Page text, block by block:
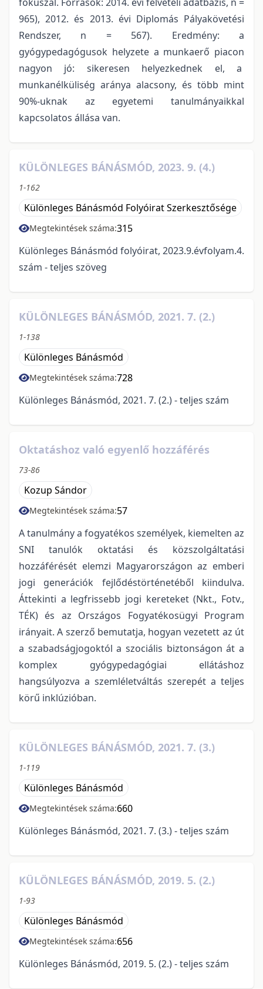
965), 2012. és 2013. évi Diplomás Pályakövetési
Rendszer, n = 567). Eredmény: a
gyógypedagógusok helyzete a munkaerő piacon
nagyon jó: sikeresen helyezkednek el, a
munkanélküliség aránya alacsony, és több mint
90%-uknak az egyetemi tanulmányaikkal
kapcsolatos állása van.
KÜLÖNLEGES BÁNÁSMÓD, 2023. 9. (4.)
1-162
Különleges Bánásmód Folyóirat Szerkesztősége
Megtekintések száma:315
Különleges Bánásmód folyóirat, 2023.9.évfolyam.4.
szám - teljes szöveg
KÜLÖNLEGES BÁNÁSMÓD, 2021. 7. (2.)
1-138
Különleges Bánásmód
Megtekintések száma:728
Különleges Bánásmód, 2021. 7. (2.) - teljes szám
Oktatáshoz való egyenlő hozzáférés
73-86
Kozup Sándor
Megtekintések száma:57
A tanulmány a fogyatékos személyek, kiemelten az
SNI tanulók oktatási és közszolgáltatási
hozzáférését elemzi Magyarországon az emberi
jogi generációk fejlődéstörténetéből kiindulva.
Áttekinti a legfrissebb jogi kereteket (Nkt., Fotv.,
TÉK) és az Országos Fogyatékosügyi Program
irányait. A szerző bemutatja, hogyan vezetett az út
a szabadságjogoktól a szociális biztonságon át a
komplex gyógypedagógiai ellátáshoz
hangsúlyozva a szemléletváltás szerepét a teljes
körű inklúzióban.
KÜLÖNLEGES BÁNÁSMÓD, 2021. 7. (3.)
1-119
Különleges Bánásmód
Megtekintések száma:660
Különleges Bánásmód, 2021. 7. (3.) - teljes szám
KÜLÖNLEGES BÁNÁSMÓD, 2019. 5. (2.)
1-93
Különleges Bánásmód
Megtekintések száma:656
Különleges Bánásmód, 2019. 5. (2.) - teljes szám